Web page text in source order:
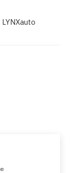
LYNXauto